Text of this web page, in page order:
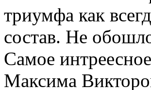
триумфа как
состав. Не
Самое
Максима